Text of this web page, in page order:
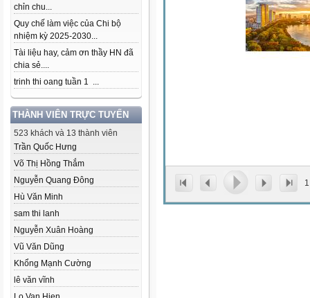
chỉn chu...
Quy chế làm việc của Chi bộ
nhiệm kỳ 2025-2030...
Tài liệu hay, cảm ơn thầy HN đã
chia sẻ....
trinh thi oang tuần 1 ...
THÀNH VIÊN TRỰC TUYẾN
523 khách và 13 thành viên
Trần Quốc Hưng
Võ Thị Hồng Thắm
Nguyễn Quang Đông
Hù Văn Minh
sam thi lanh
Nguyễn Xuân Hoàng
Vũ Văn Dũng
Khổng Mạnh Cường
lê văn vĩnh
1